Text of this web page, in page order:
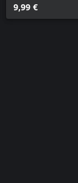
9,99 €